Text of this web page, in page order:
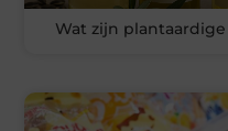
Wat zijn